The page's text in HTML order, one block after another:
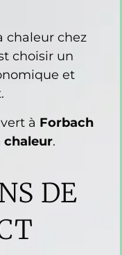
chaleur chez
choisir un
et
à Forbach
chaleur.
DE